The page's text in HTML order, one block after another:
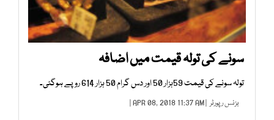
سونے کی تولہ قیمت میں اضافہ
تولہ سونے کی قیمت 59ہزار 50 اور دس گرام 50 ہزار 614 روپے ہوگئی۔
بزنس رپورٹر | APR 08, 2018 11:37 AM |